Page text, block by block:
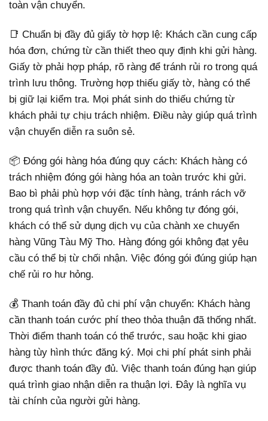
toàn vận chuyển.
📑 Chuẩn bị đầy đủ giấy tờ hợp lệ: Khách cần cung cấp
hóa đơn, chứng từ cần thiết theo quy định khi gửi hàng.
Giấy tờ phải hợp pháp, rõ ràng để tránh rủi ro trong quá
trình lưu thông. Trường hợp thiếu giấy tờ, hàng có thể
bị giữ lại kiểm tra. Mọi phát sinh do thiếu chứng từ
khách phải tự chịu trách nhiệm. Điều này giúp quá trình
vận chuyển diễn ra suôn sẻ.
📦 Đóng gói hàng hóa đúng quy cách: Khách hàng có
trách nhiệm đóng gói hàng hóa an toàn trước khi gửi.
Bao bì phải phù hợp với đặc tính hàng, tránh rách vỡ
trong quá trình vận chuyển. Nếu không tự đóng gói,
khách có thể sử dụng dịch vụ của chành xe chuyển
hàng Vũng Tàu Mỹ Tho. Hàng đóng gói không đạt yêu
cầu có thể bị từ chối nhận. Việc đóng gói đúng giúp hạn
chế rủi ro hư hỏng.
💰 Thanh toán đầy đủ chi phí vận chuyển: Khách hàng
cần thanh toán cước phí theo thỏa thuận đã thống nhất.
Thời điểm thanh toán có thể trước, sau hoặc khi giao
hàng tùy hình thức đăng ký. Mọi chi phí phát sinh phải
được thanh toán đầy đủ. Việc thanh toán đúng hạn giúp
quá trình giao nhận diễn ra thuận lợi. Đây là nghĩa vụ
tài chính của người gửi hàng.